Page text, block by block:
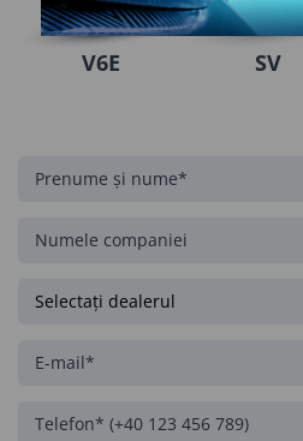
V6E SV